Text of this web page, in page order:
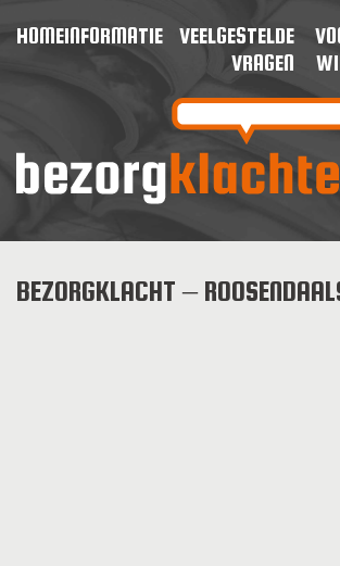
HOMEINFORMATIE
VEELGESTELDE
VRAGEN
BEZORGKLACHT –